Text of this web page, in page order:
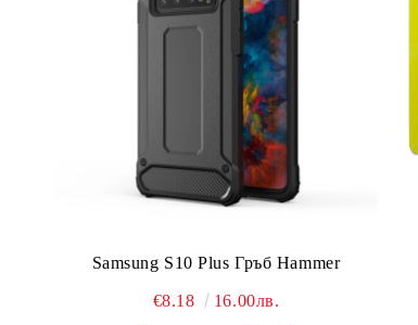
Samsung S10 Plus Гръб Hammer
€8.18 16.00лв.